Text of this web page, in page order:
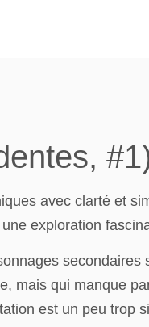
avec clarté et
exploration
secondaires
mais qui manque
est un peu trop